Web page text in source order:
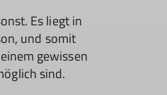
Es liegt in
und somit
gewissen
sind.